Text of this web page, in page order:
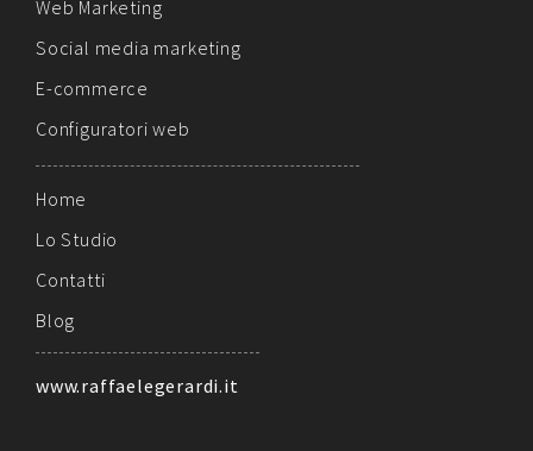
Web Marketing
Social media marketing
E-commerce
Configuratori web
Home
Lo Studio
Contatti
Blog
www.raffaelegerardi.it